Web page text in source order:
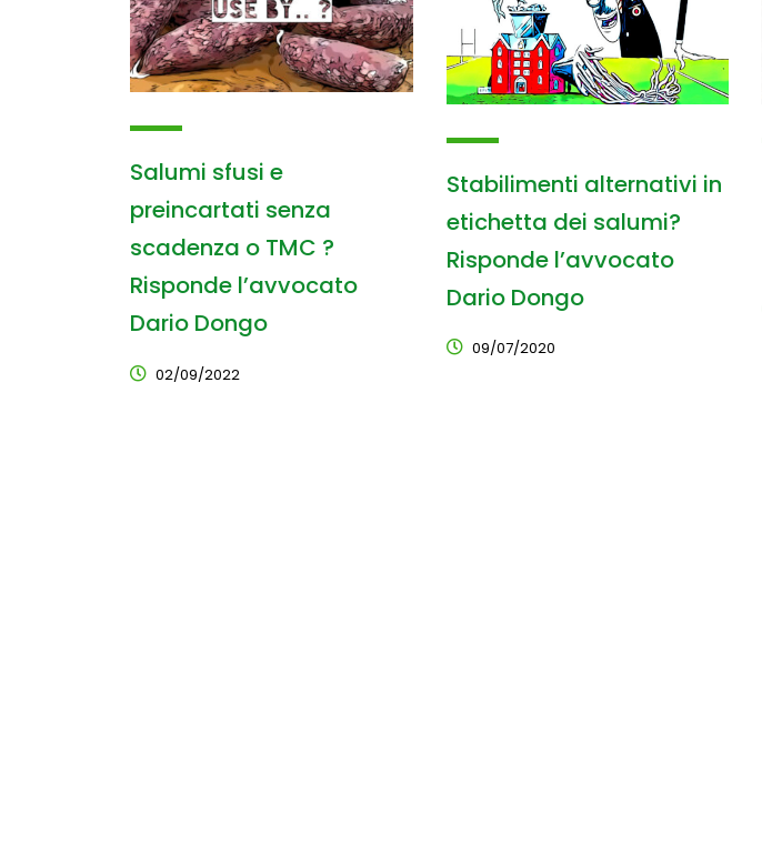
Salumi sfusi e
preincartati senza
scadenza o TMC ?
Risponde l’avvocato
Dario Dongo
02/09/2022
Stabilimenti alternativi in
etichetta dei salumi?
Risponde l’avvocato
Dario Dongo
09/07/2020